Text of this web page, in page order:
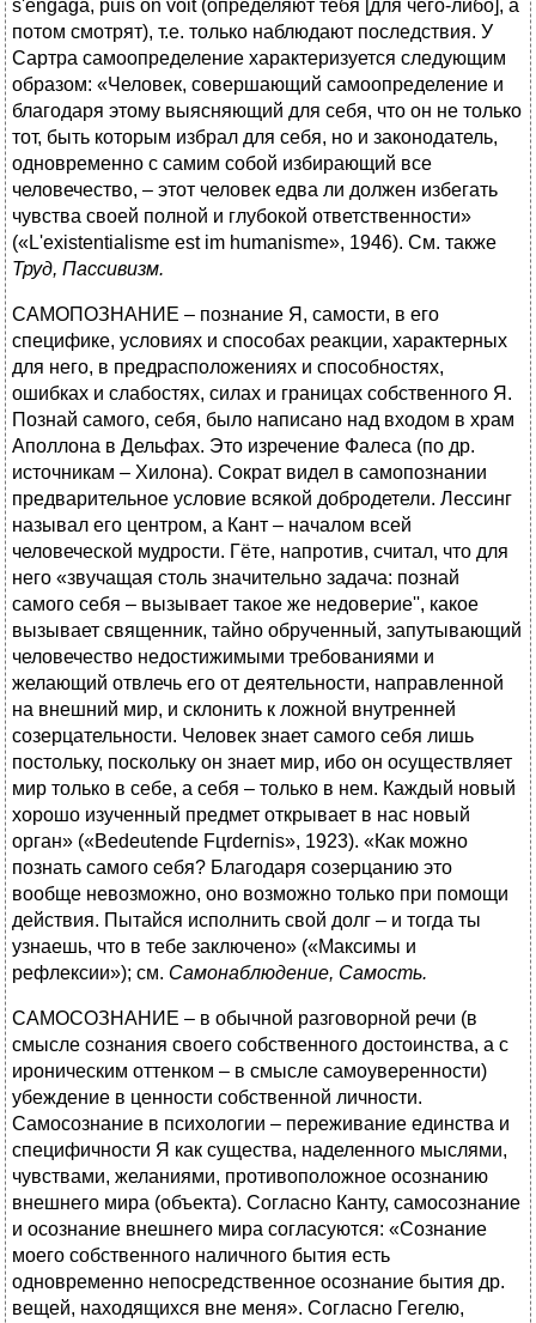
s'engaga, puis on voit (определяют тебя [для чего-либо], а
потом смотрят), т.е. только наблюдают последствия. У
Сартра самоопределение характеризуется следующим
образом: «Человек, совершающий самоопределение и
благодаря этому выясняющий для себя, что он не только
тот, быть которым избрал для себя, но и законодатель,
одновременно с самим собой избирающий все
человечество, – этот человек едва ли должен избегать
чувства своей полной и глубокой ответственности»
(«L'existentialisme est im humanisme», 1946). См. также
Труд, Пассивизм.
САМОПОЗНАНИЕ – познание Я, самости, в его
специфике, условиях и способах реакции, характерных
для него, в предрасположениях и способностях,
ошибках и слабостях, силах и границах собственного Я.
Познай самого, себя, было написано над входом в храм
Аполлона в Дельфах. Это изречение Фалеса (по др.
источникам – Хилона). Сократ видел в самопознании
предварительное условие всякой добродетели. Лессинг
называл его центром, а Кант – началом всей
человеческой мудрости. Гёте, напротив, считал, что для
него «звучащая столь значительно задача: познай
самого себя – вызывает такое же недоверие'', какое
вызывает священник, тайно обрученный, запутывающий
человечество недостижимыми требованиями и
желающий отвлечь его от деятельности, направленной
на внешний мир, и склонить к ложной внутренней
созерцательности. Человек знает самого себя лишь
постольку, поскольку он знает мир, ибо он осуществляет
мир только в себе, а себя – только в нем. Каждый новый
хорошо изученный предмет открывает в нас новый
орган» («Bedeutende Fцrdernis», 1923). «Как можно
познать самого себя? Благодаря созерцанию это
вообще невозможно, оно возможно только при помощи
действия. Пытайся исполнить свой долг – и тогда ты
узнаешь, что в тебе заключено» («Максимы и
рефлексии»); см. Самонаблюдение, Самость.
САМОСОЗНАНИЕ – в обычной разговорной речи (в
смысле сознания своего собственного достоинства, а с
ироническим оттенком – в смысле самоуверенности)
убеждение в ценности собственной личности.
Самосознание в психологии – переживание единства и
специфичности Я как существа, наделенного мыслями,
чувствами, желаниями, противоположное осознанию
внешнего мира (объекта). Согласно Канту, самосознание
и осознание внешнего мира согласуются: «Сознание
моего собственного наличного бытия есть
одновременно непосредственное осознание бытия др.
вещей, находящихся вне меня». Согласно Гегелю,